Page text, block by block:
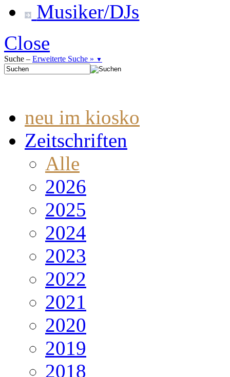
Musiker/DJs
Close
Suche – Erweiterte Suche » ▼
neu im kiosko
Zeitschriften
Alle
2026
2025
2024
2023
2022
2021
2020
2019
2018